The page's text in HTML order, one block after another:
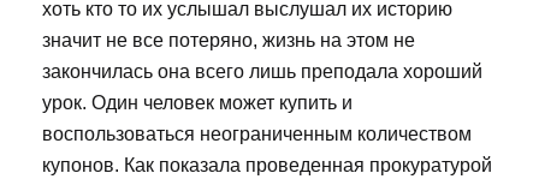
хоть кто то их услышал выслушал их историю
значит не все потеряно, жизнь на этом не
закончилась она всего лишь преподала хороший
урок. Один человек может купить и
воспользоваться неограниченным количеством
купонов. Как показала проведенная прокуратурой